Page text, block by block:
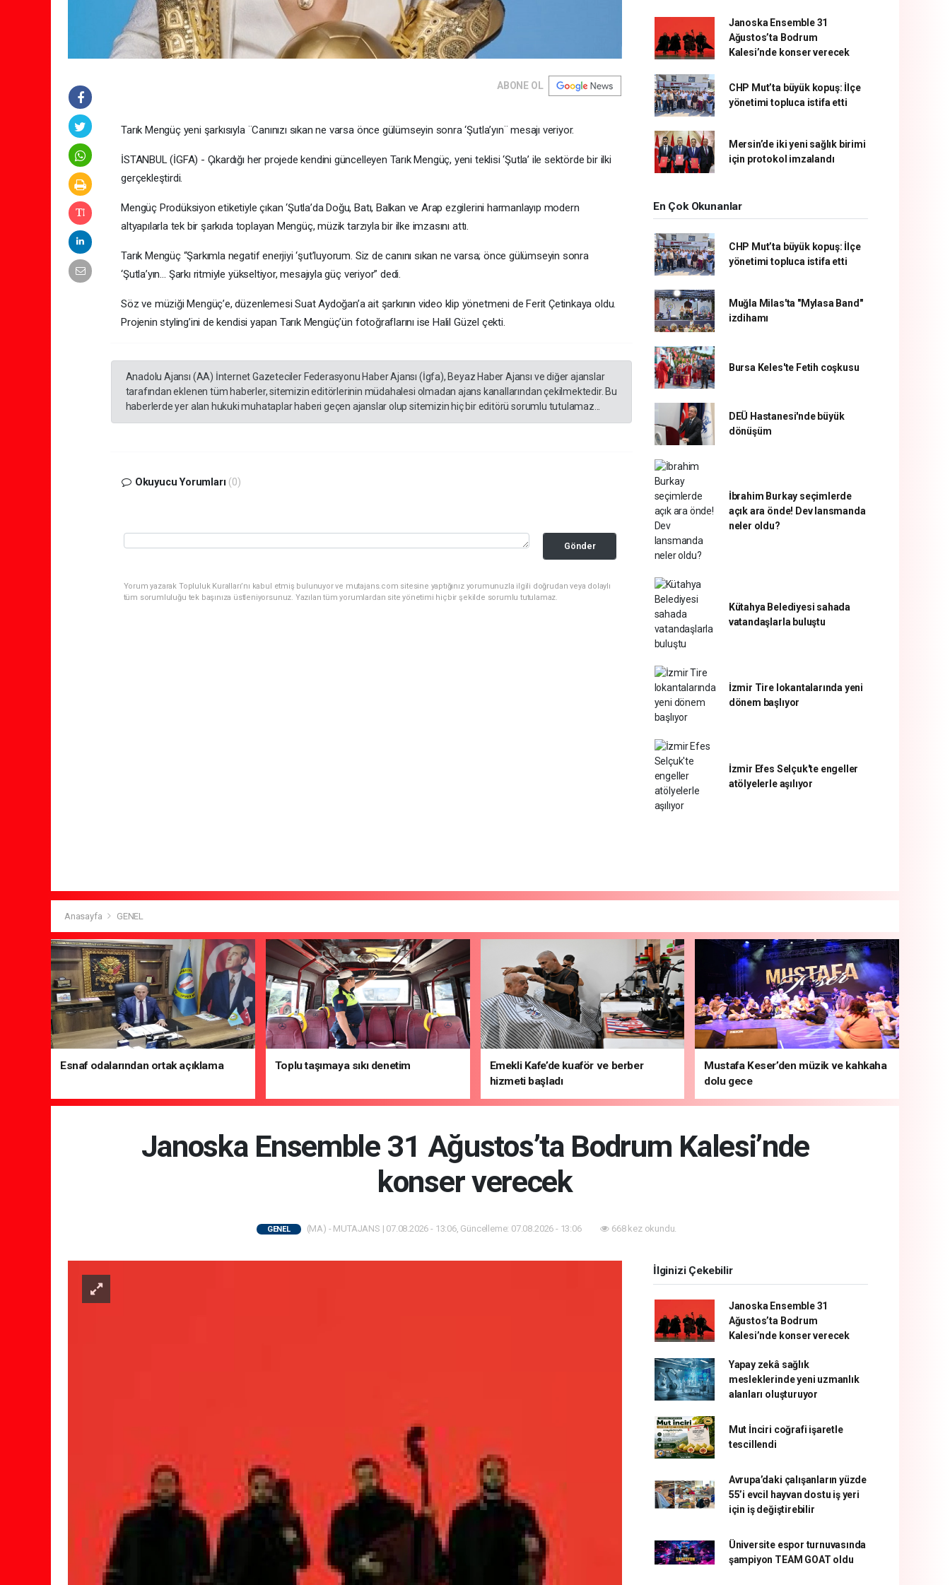
ABONE OL
Tarık Mengüç yeni şarkısıyla ¨Canınızı sıkan ne varsa önce gülümseyin sonra ‘Şutla’yın¨ mesajı veriyor.
İSTANBUL (İGFA) - Çıkardığı her projede kendini güncelleyen Tarık Mengüç, yeni teklisi ‘Şutla’ ile sektörde bir ilki
gerçekleştirdi.
Mengüç Prodüksiyon etiketiyle çıkan ‘Şutla’da Doğu, Batı, Balkan ve Arap ezgilerini harmanlayıp modern
altyapılarla tek bir şarkıda toplayan Mengüç, müzik tarzıyla bir ilke imzasını attı.
Tarık Mengüç “Şarkımla negatif enerjiyi ‘şut’luyorum. Siz de canını sıkan ne varsa; önce gülümseyin sonra
‘Şutla’yın… Şarkı ritmiyle yükseltiyor, mesajıyla güç veriyor” dedi.
Söz ve müziği Mengüç’e, düzenlemesi Suat Aydoğan’a ait şarkının video klip yönetmeni de Ferit Çetinkaya oldu.
Projenin styling’ini de kendisi yapan Tarık Mengüç’ün fotoğraflarını ise Halil Güzel çekti.
Anadolu Ajansı (AA) İnternet Gazeteciler Federasyonu Haber Ajansı (İgfa), Beyaz Haber Ajansı ve diğer ajanslar
tarafından eklenen tüm haberler, sitemizin editörlerinin müdahalesi olmadan ajans kanallarından çekilmektedir. Bu
haberlerde yer alan hukuki muhataplar haberi geçen ajanslar olup sitemizin hiç bir editörü sorumlu tutulamaz...
Okuyucu Yorumları (0)
Gönder
Yorum yazarak Topluluk Kuralları’nı kabul etmiş bulunuyor ve mutajans.com sitesine yaptığınız yorumunuzla ilgili doğrudan veya dolaylı
tüm sorumluluğu tek başınıza üstleniyorsunuz. Yazılan tüm yorumlardan site yönetimi hiçbir şekilde sorumlu tutulamaz.
Janoska Ensemble 31
Ağustos’ta Bodrum
Kalesi’nde konser verecek
CHP Mut’ta büyük kopuş: İlçe
yönetimi topluca istifa etti
Mersin’de iki yeni sağlık birimi
için protokol imzalandı
En Çok Okunanlar
CHP Mut’ta büyük kopuş: İlçe
yönetimi topluca istifa etti
Muğla Milas'ta "Mylasa Band"
izdihamı
Bursa Keles'te Fetih coşkusu
DEÜ Hastanesi'nde büyük
dönüşüm
İbrahim Burkay seçimlerde
açık ara önde! Dev lansmanda
neler oldu?
Kütahya Belediyesi sahada
vatandaşlarla buluştu
İzmir Tire lokantalarında yeni
dönem başlıyor
İzmir Efes Selçuk'te engeller
atölyelerle aşılıyor
Anasayfa GENEL
Esnaf odalarından ortak açıklama Toplu taşımaya sıkı denetim
Emekli Kafe’de kuaför ve berber
hizmeti başladı
Mustafa Keser’den müzik ve kahkaha
dolu gece
Janoska Ensemble 31 Ağustos’ta Bodrum Kalesi’nde
konser verecek
GENEL (MA) - MUTAJANS | 07.08.2026 - 13:06, Güncelleme: 07.08.2026 - 13:06 668 kez okundu.
İlginizi Çekebilir
Janoska Ensemble 31
Ağustos’ta Bodrum
Kalesi’nde konser verecek
Yapay zekâ sağlık
mesleklerinde yeni uzmanlık
alanları oluşturuyor
Mut İnciri coğrafi işaretle
tescillendi
Avrupa’daki çalışanların yüzde
55’i evcil hayvan dostu iş yeri
için iş değiştirebilir
Üniversite espor turnuvasında
şampiyon TEAM GOAT oldu